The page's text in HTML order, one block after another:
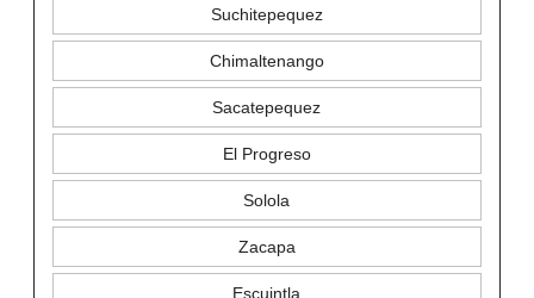
Suchitepequez
Chimaltenango
Sacatepequez
El Progreso
Solola
Zacapa
Escuintla